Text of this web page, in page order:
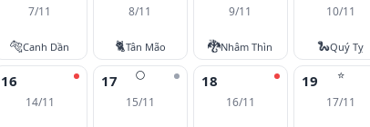
7/11
🐅Canh Dần
8/11
🐈Tân Mão
9/11
🐉Nhâm Thìn
10/11
🐍Quý Tỵ
16
14/11
🌕
17
15/11
18
16/11
⭐
19
17/11